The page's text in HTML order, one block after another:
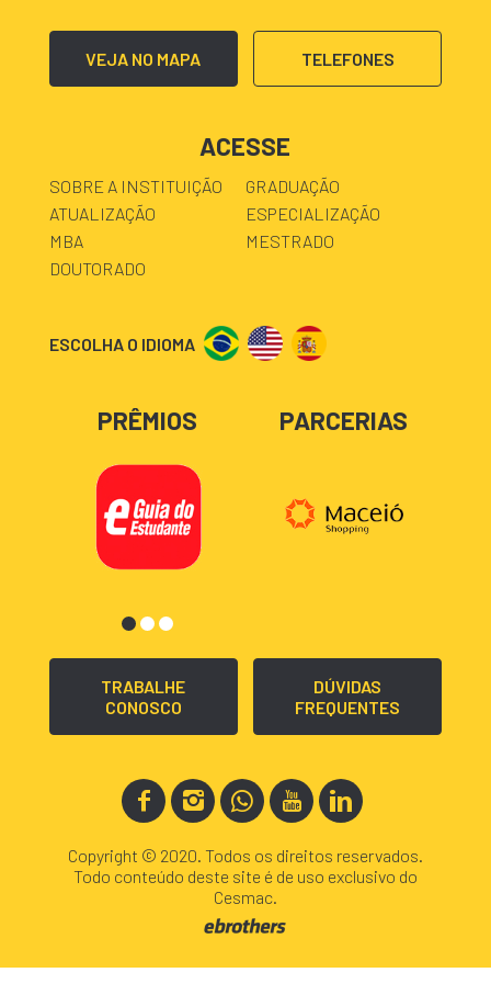
VEJA NO MAPA TELEFONES
ACESSE
SOBRE A INSTITUIÇÃO
GRADUAÇÃO
ATUALIZAÇÃO
ESPECIALIZAÇÃO
MBA
MESTRADO
DOUTORADO
ESCOLHA O IDIOMA
PRÊMIOS PARCERIAS
TRABALHE
CONOSCO
DÚVIDAS
FREQUENTES
Copyright © 2020. Todos os direitos reservados.
Todo conteúdo deste site é de uso exclusivo do
Cesmac.